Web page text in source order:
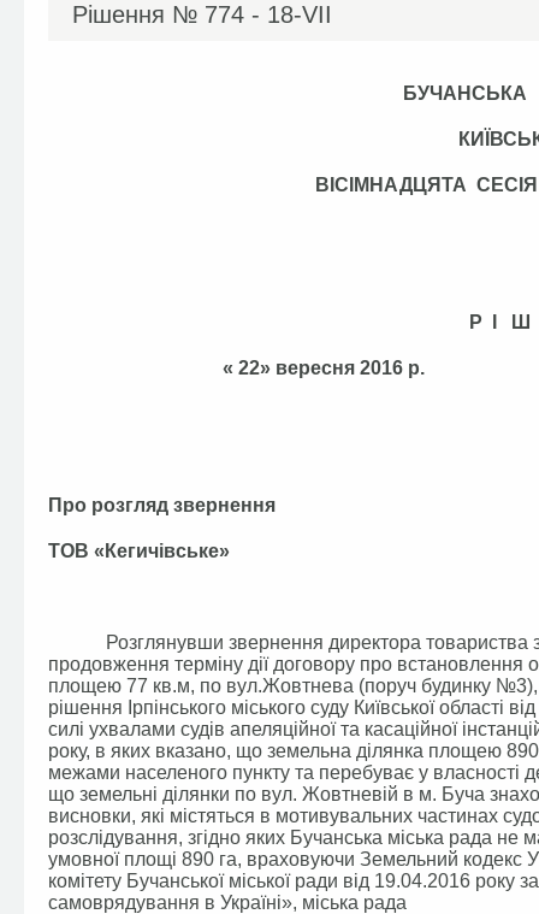
Рішення № 774 - 18-VІІ
ВІСІМНАДЦЯТА
Р І
« 22» вересня
Про розгляд звернення
ТОВ «Кегичівське»
Розглянувши звернення директора товариства з
продовження терміну дії договору про встановлення
площею 77 кв.м, по вул.Жовтнева (поруч будинку
рішення Ірпінського міського суду Київської
силі ухвалами судів апеляційної та касаційної
року, в яких вказано, що земельна ділянка площею
межами населеного пункту та перебуває у власності
що земельні ділянки по вул. Жовтневій в м. Буча
висновки, які містяться в мотивувальних частинах
розслідування, згідно яких Бучанська міська рада
умовної площі 890 га, враховуючи Земельний кодекс
комітету Бучанської міської ради від 19.04.2016
самоврядування в Україні», міська рада